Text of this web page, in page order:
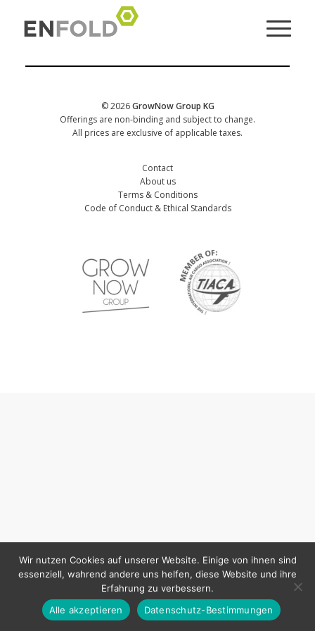
© 2026GrowNow Group KG
Offerings are non-binding and subject to change.
All prices are exclusive of applicable taxes.
Contact
About us
Terms & Conditions
Code of Conduct & Ethical Standards
Wir nutzen Cookies auf unserer Website. Einige von ihnen sind
essenziell, wahrend andere uns helfen, diese Website und ihre
Erfahrung zu verbessern.
Alle akzeptieren
Datenschutz-Bestimmungen